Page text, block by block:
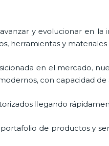
y evolucionar en la
herramientas y
en el mercado,
con capacidad
llegando
de productos y